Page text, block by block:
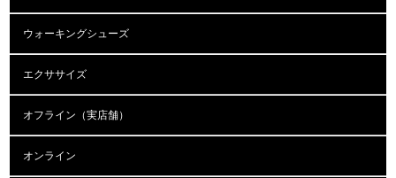
ウォーキングシューズ
エクササイズ
オフライン（実店舗）
オンライン